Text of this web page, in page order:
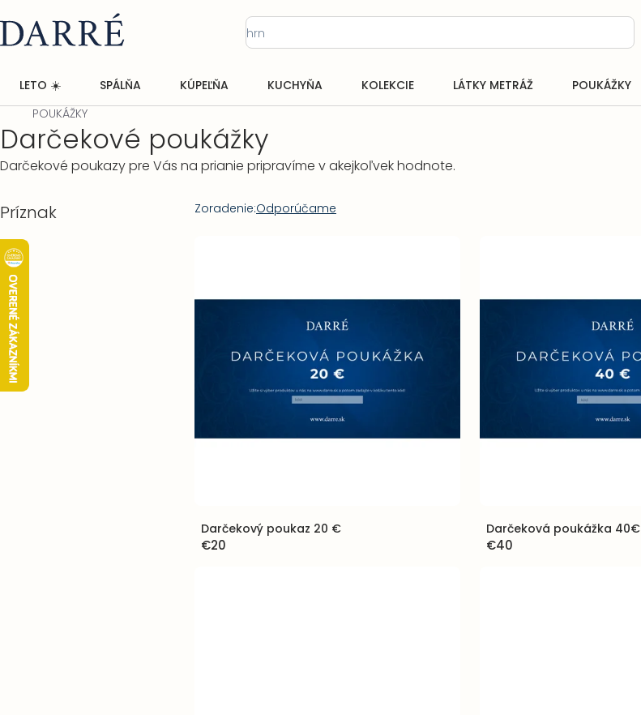
na
obsah
LETO ☀️ SPÁLŇA KÚPEĽŇA KUCHYŇA KOLEKCIE LÁTKY METRÁŽ POUKÁŽKY
Domov
POUKÁŽKY
Darčekové poukážky
Darčekové poukazy pre Vás na prianie pripravíme v akejkoľvek hodnote.
Bočný
panel
Príznak
Radenie
Zoradenie:Odporúčame
Darčekový poukaz 20 €
€20
Darčeková poukážka 40€
€40